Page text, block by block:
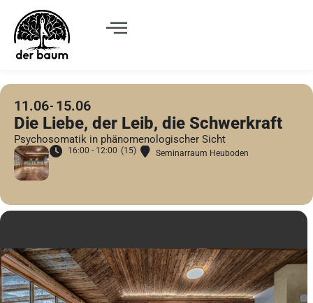
11.06 15.06
Die Liebe, der Leib, die Schwerkraft
Psychosomatik in phänomenologischer Sicht
16:00 - 12:00 (15) Seminarraum Heuboden